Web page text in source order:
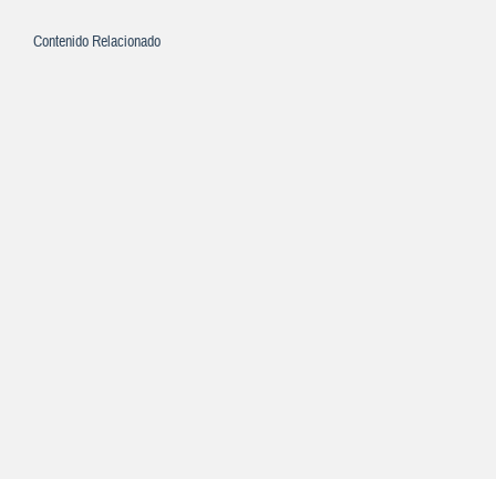
Contenido Relacionado